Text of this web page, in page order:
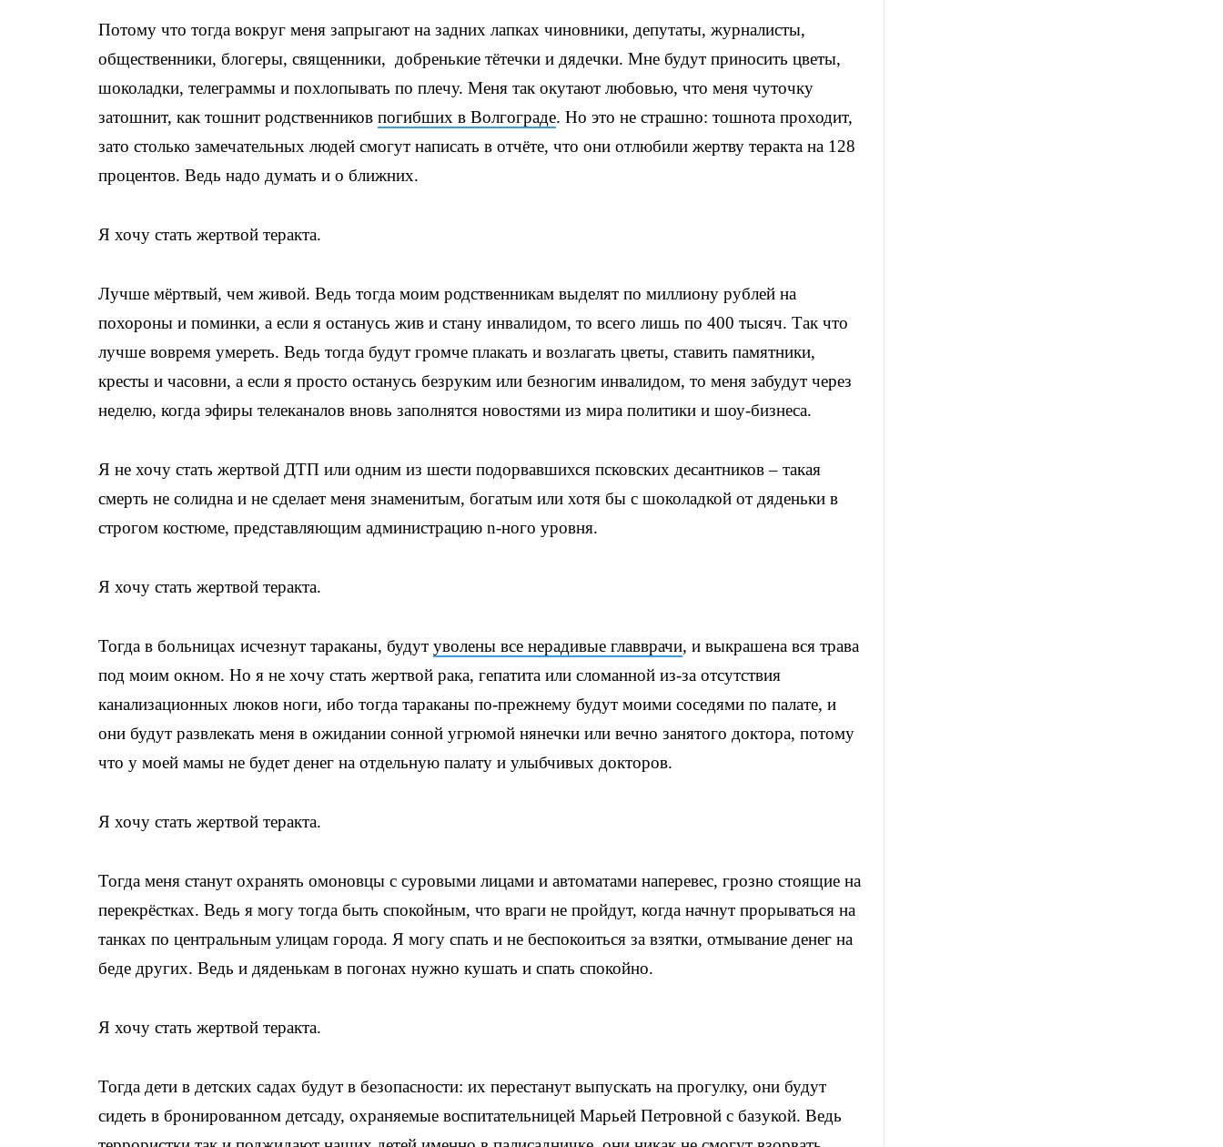
Потому что тогда вокруг меня запрыгают на задних лапках чиновники, депутаты, журналисты,
общественники, блогеры, священники, добренькие тётечки и дядечки. Мне будут приносить цветы,
шоколадки, телеграммы и похлопывать по плечу. Меня так окутают любовью, что меня чуточку
затошнит, как тошнит родственников погибших в Волгограде. Но это не страшно: тошнота проходит,
зато столько замечательных людей смогут написать в отчёте, что они отлюбили жертву теракта на 128
процентов. Ведь надо думать и о ближних.
Я хочу стать жертвой теракта.
Лучше мёртвый, чем живой. Ведь тогда моим родственникам выделят по миллиону рублей на
похороны и поминки, а если я останусь жив и стану инвалидом, то всего лишь по 400 тысяч. Так что
лучше вовремя умереть. Ведь тогда будут громче плакать и возлагать цветы, ставить памятники,
кресты и часовни, а если я просто останусь безруким или безногим инвалидом, то меня забудут через
неделю, когда эфиры телеканалов вновь заполнятся новостями из мира политики и шоу-бизнеса.
Я не хочу стать жертвой ДТП или одним из шести подорвавшихся псковских десантников – такая
смерть не солидна и не сделает меня знаменитым, богатым или хотя бы с шоколадкой от дяденьки в
строгом костюме, представляющим администрацию n-ного уровня.
Я хочу стать жертвой теракта.
Тогда в больницах исчезнут тараканы, будут уволены все нерадивые главврачи, и выкрашена вся трава
под моим окном. Но я не хочу стать жертвой рака, гепатита или сломанной из-за отсутствия
канализационных люков ноги, ибо тогда тараканы по-прежнему будут моими соседями по палате, и
они будут развлекать меня в ожидании сонной угрюмой нянечки или вечно занятого доктора, потому
что у моей мамы не будет денег на отдельную палату и улыбчивых докторов.
Я хочу стать жертвой теракта.
Тогда меня станут охранять омоновцы с суровыми лицами и автоматами наперевес, грозно стоящие на
перекрёстках. Ведь я могу тогда быть спокойным, что враги не пройдут, когда начнут прорываться на
танках по центральным улицам города. Я могу спать и не беспокоиться за взятки, отмывание денег на
беде других. Ведь и дяденькам в погонах нужно кушать и спать спокойно.
Я хочу стать жертвой теракта.
Тогда дети в детских садах будут в безопасности: их перестанут выпускать на прогулку, они будут
сидеть в бронированном детсаду, охраняемые воспитательницей Марьей Петровной с базукой. Ведь